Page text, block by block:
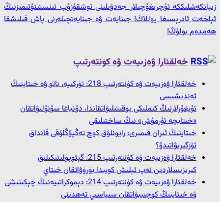
زىيانكەشلىككە ئۇچرىغۇچىلار جەدۋىلىنى توشقۇزۇپ ئىنستىتۇتىمىزنىڭ
ئېلخەت ئادرېسىغا يوللاڭ! جىنايەت ۋە جىنايەتچىلەرنى پاش قىلىشقا
ھەمدەم بولۇڭ!
خەلقئارا ۋەزىيەت ۋە كۈنتەرتىپ
خەلقئارا ۋەزىيەت ۋە كۈنتەرتىپ 218: تۈركىيە، ناتو ۋە خىتاينىڭ
ئەندىشىسى
ئۇيغۇرلارنىڭ كىملىكى يوقىتىلىۋاتقاندا، دۇنياغا سۇنۇلىۋاتقان
«خىتايچە تۇرمۇش» نىڭ ساختىلىقى
خىتاينىڭ ئىران قىمىرى: رايونلۇق كۈچ تەڭپۇڭلۇقى قانداق
ئۆزگىرىۋاتىدۇ؟
خەلقئارا ۋەزىيەت ۋە كۈنتەرتىپ 215: گېئوپولىتىكىلىق
كىرىزىسلاردىن نەپ ئېلىش كويىدا يۈرۈۋاتقان خىتاي
خەلقئارا ۋەزىيەت ۋە كۈنتەرتىپ 214: دېموكراتىيەنىڭ چېكىنىشى
ۋە خىتاينىڭ كۈچىيىۋاتقان سىياسىي تەھدىتى